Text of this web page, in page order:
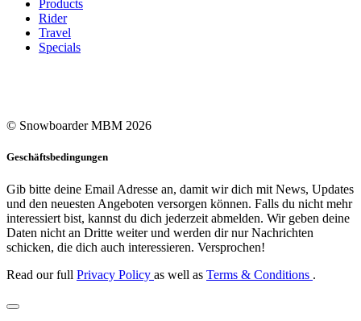
Products
Rider
Travel
Specials
© Snowboarder MBM 2026
Geschäftsbedingungen
Gib bitte deine Email Adresse an, damit wir dich mit News, Updates
und den neuesten Angeboten versorgen können. Falls du nicht mehr
interessiert bist, kannst du dich jederzeit abmelden. Wir geben deine
Daten nicht an Dritte weiter und werden dir nur Nachrichten
schicken, die dich auch interessieren. Versprochen!
Read our full Privacy Policy as well as Terms & Conditions .